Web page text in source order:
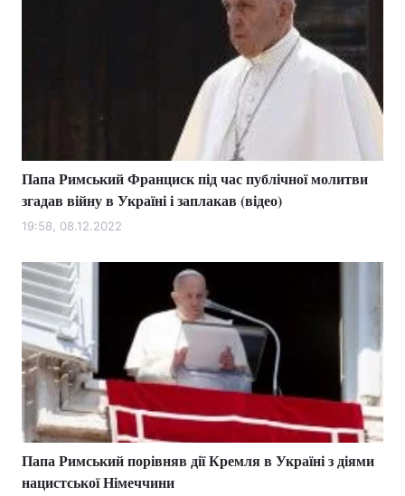
Головна Війна
Папа Римський Франциск під час публічної молитви
згадав війну в Україні і заплакав (відео)
19:58, 08.12.2022
Папа Римський порівняв дії Кремля в Україні з діями
нацистської Німеччини